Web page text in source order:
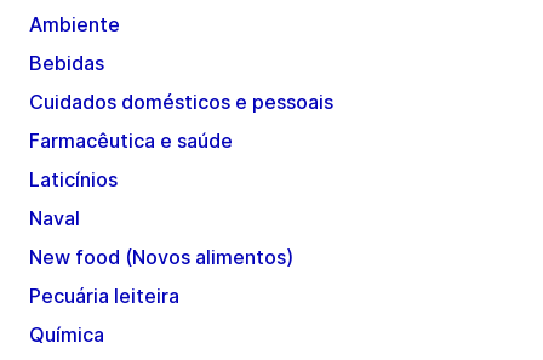
Ambiente
Bebidas
Cuidados domésticos e pessoais
Farmacêutica e saúde
Laticínios
Naval
New food (Novos alimentos)
Pecuária leiteira
Química